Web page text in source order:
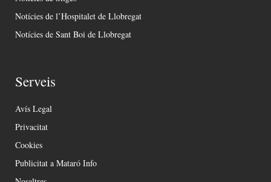
Notícies de l’Hospitalet de Llobregat
Notícies de Sant Boi de Llobregat
Serveis
Avís Legal
Privacitat
Cookies
Publicitat a Mataró Info